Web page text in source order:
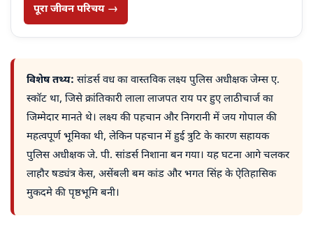
पूरा जीवन परिचय →
विशेष तथ्य: सांडर्स वध का वास्तविक लक्ष्य पुलिस अधीक्षक जेम्स ए.
स्कॉट था, जिसे क्रांतिकारी लाला लाजपत राय पर हुए लाठीचार्ज का
जिम्मेदार मानते थे। लक्ष्य की पहचान और निगरानी में जय गोपाल की
महत्वपूर्ण भूमिका थी, लेकिन पहचान में हुई त्रुटि के कारण सहायक
पुलिस अधीक्षक जे. पी. सांडर्स निशाना बन गया। यह घटना आगे चलकर
लाहौर षड्यंत्र केस, असेंबली बम कांड और भगत सिंह के ऐतिहासिक
मुकदमे की पृष्ठभूमि बनी।